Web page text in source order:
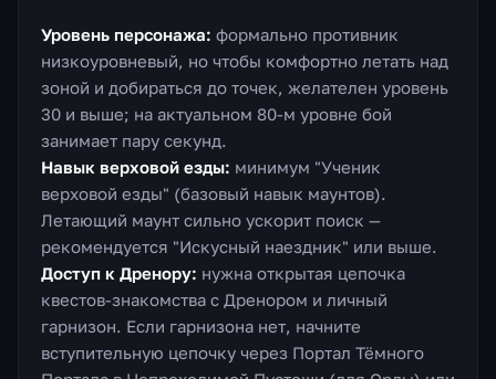
Уровень персонажа: формально противник
низкоуровневый, но чтобы комфортно летать над
зоной и добираться до точек, желателен уровень
30 и выше; на актуальном 80-м уровне бой
занимает пару секунд.
Навык верховой езды: минимум "Ученик
верховой езды" (базовый навык маунтов).
Летающий маунт сильно ускорит поиск —
рекомендуется "Искусный наездник" или выше.
Доступ к Дренору: нужна открытая цепочка
квестов-знакомства с Дренором и личный
гарнизон. Если гарнизона нет, начните
вступительную цепочку через Портал Тёмного